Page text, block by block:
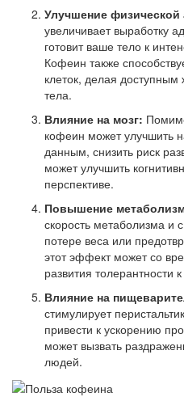
Улучшение физической
увеличивает выработку
готовит ваше тело к
Кофеин также
клеток, делая доступным
тела.
Влияние на мозг:
кофеин может улучшить
данным, снизить риск
может улучшить
перспективе.
Повышение
скорость метаболизма и
потере веса или
этот эффект может со
развития толерантности
Влияние на
стимулирует
привести к ускорению
может вызвать
людей.